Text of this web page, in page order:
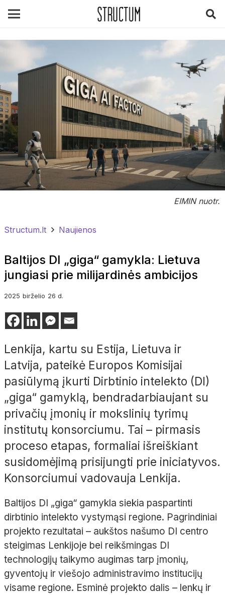
EIMIN nuotr.
Structum.lt Naujienos
Baltijos DI „giga“ gamykla: Lietuva
jungiasi prie milijardinės ambicijos
2025 birželio 26 d.
Lenkija, kartu su Estija, Lietuva ir
Latvija, pateikė Europos Komisijai
pasiūlymą įkurti Dirbtinio intelekto (DI)
„giga“ gamyklą, bendradarbiaujant su
privačių įmonių ir mokslinių tyrimų
institutų konsorciumu. Tai – pirmasis
proceso etapas, formaliai išreiškiant
susidomėjimą prisijungti prie iniciatyvos.
Konsorciumui vadovauja Lenkija.
Baltijos DI „giga“ gamykla siekia paspartinti
dirbtinio intelekto vystymąsi regione. Pagrindiniai
projekto rezultatai – aukštos našumo DI centro
steigimas Lenkijoje bei reikšmingas DI
technologijų taikymo augimas tarp įmonių,
gyventojų ir viešojo administravimo institucijų
visame regione. Esminė projekto dalis – lenkų ir